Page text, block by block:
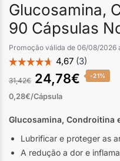
Glucosamina,
90 Cápsulas
Promoção válida de 06/08/2026
31,42€ 24,78€
0,28€/Cápsula
-21%
Glucosamina, Condroitina
Lubrificar e proteger as
A redução a dor e